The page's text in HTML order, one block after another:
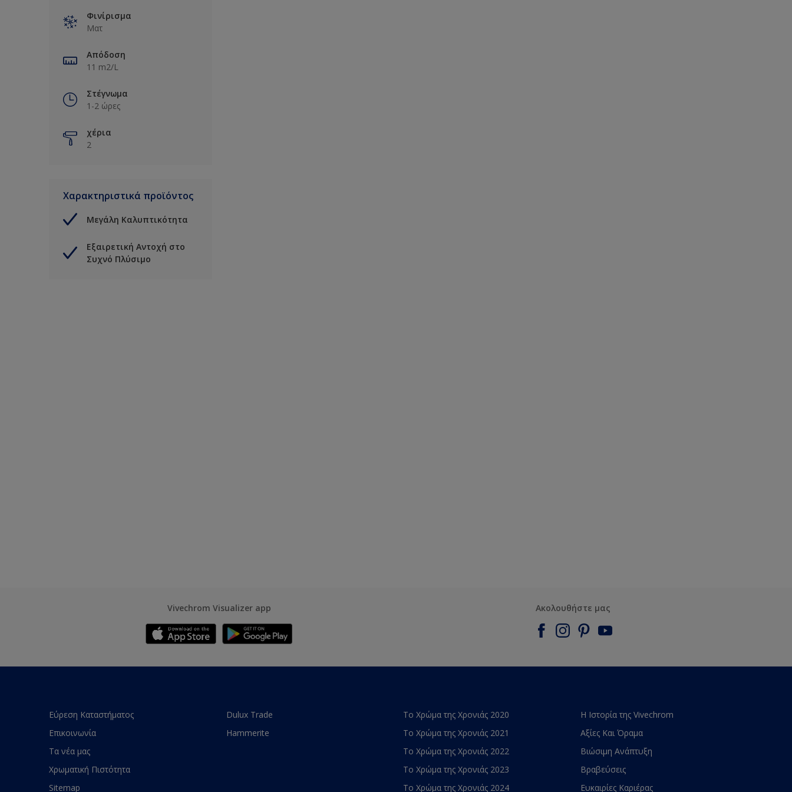
Φινίρισμα
Ματ
Απόδοση
11 m2/L
Στέγνωμα
1-2 ώρες
χέρια
2
Χαρακτηριστικά προϊόντος
Μεγάλη Καλυπτικότητα
Εξαιρετική Αντοχή στο
Συχνό Πλύσιμο
Vivechrom Visualizer app Ακολουθήστε μας
Εύρεση Καταστήματος
Επικοινωνία
Τα νέα μας
Χρωματική Πιστότητα
Sitemap
Dulux Trade
Hammerite
Το Χρώμα της Χρονιάς 2020
Το Χρώμα της Χρονιάς 2021
Το Χρώμα της Χρονιάς 2022
Το Χρώμα της Χρονιάς 2023
Το Χρώμα της Χρονιάς 2024
Η Ιστορία της Vivechrom
Αξίες Και Όραμα
Βιώσιμη Ανάπτυξη
Βραβεύσεις
Ευκαιρίες Καριέρας